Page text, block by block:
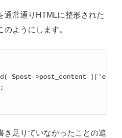
通常通りHTMLに整形された
ようにします。
$post->post_content
き足りていなかったことの追